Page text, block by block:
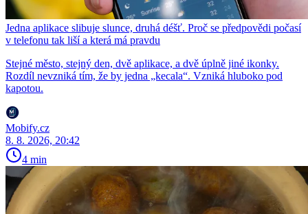
Jedna aplikace slibuje slunce, druhá déšť. Proč se předpovědi počasí
v telefonu tak liší a která má pravdu
Stejné město, stejný den, dvě aplikace, a dvě úplně jiné ikonky.
Rozdíl nevzniká tím, že by jedna „kecala“. Vzniká hluboko pod
kapotou.
Mobify.cz
8. 8. 2026, 20:42
4 min